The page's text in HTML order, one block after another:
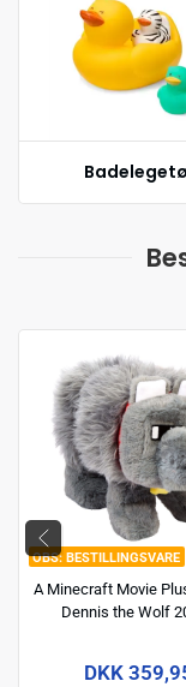
BESTILLINGSVARE
A Minecraft Movie
Dennis the Wolf
DKK